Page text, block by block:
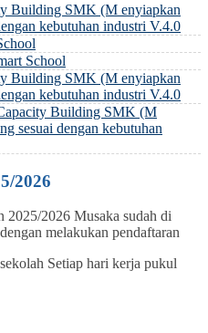
Building SMK (M enyiapkan
kebutuhan industri V.4.0
School
Building SMK (M enyiapkan
kebutuhan industri V.4.0
Building SMK (M
sesuai dengan kebutuhan
2026
2025/2026 Musaka sudah di
melakukan pendaftaran
Setiap hari kerja pukul